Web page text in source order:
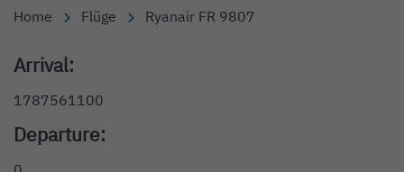
Home Flüge Ryanair FR 9807
Arrival:
1787561100
Departure: